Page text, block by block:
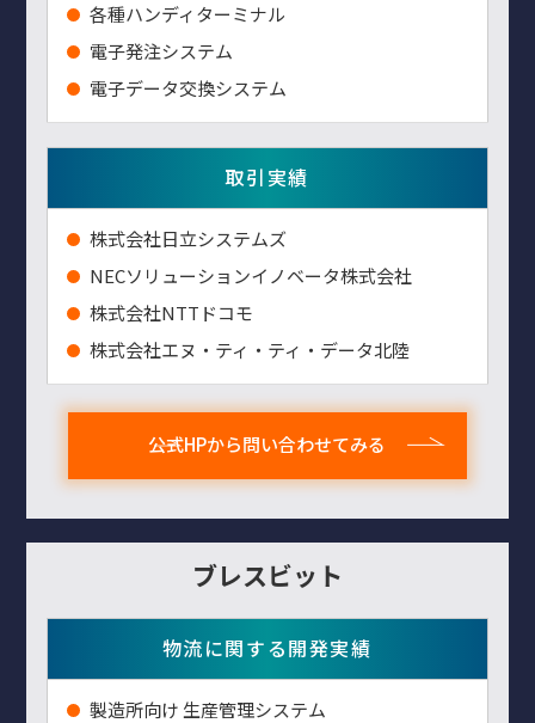
各種ハンディターミナル
電子発注システム
電子データ交換システム
取引実績
株式会社日立システムズ
NECソリューションイノベータ株式会社
株式会社NTTドコモ
株式会社エヌ・ティ・ティ・データ北陸
公式HPから問い合わせてみる
ブレスビット
物流に関する開発実績
製造所向け 生産管理システム